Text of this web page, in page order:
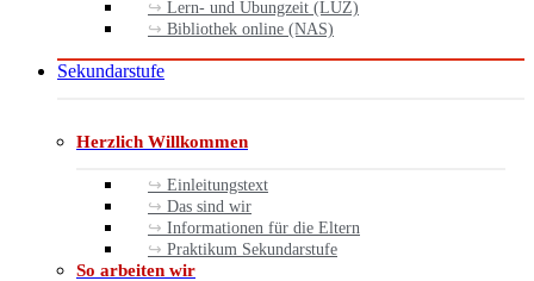
Lern- und Übungzeit (LÜZ)
Bibliothek online (NAS)
Sekundarstufe
Herzlich Willkommen
Einleitungstext
Das sind wir
Informationen für die Eltern
Praktikum Sekundarstufe
So arbeiten wir